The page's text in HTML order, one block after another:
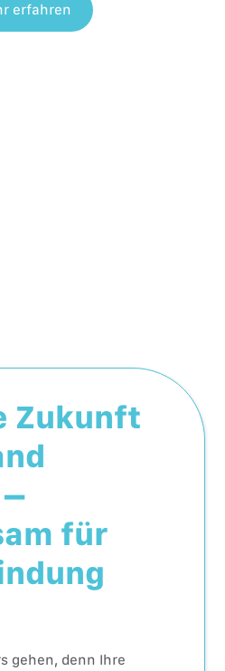
erfahren
Zukunft
für
gehen, denn Ihre